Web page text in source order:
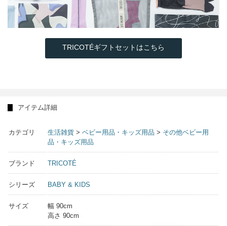
TRICOTÉギフトセットはこちら
アイテム詳細
カテゴリ 生活雑貨 > ベビー用品・キッズ用品 > その他ベビー用
品・キッズ用品
ブランド TRICOTÉ
シリーズ BABY & KIDS
サイズ
幅 90cm
高さ 90cm